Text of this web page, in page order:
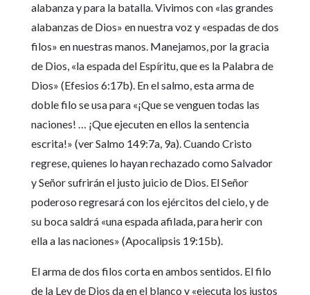
alabanza y para la batalla. Vivimos con «las grandes
alabanzas de Dios» en nuestra voz y «espadas de dos
filos» en nuestras manos. Manejamos, por la gracia
de Dios, «la espada del Espíritu, que es la Palabra de
Dios» (Efesios 6:17b). En el salmo, esta arma de
doble filo se usa para «¡Que se venguen todas las
naciones! … ¡Que ejecuten en ellos la sentencia
escrita!» (ver Salmo 149:7a, 9a). Cuando Cristo
regrese, quienes lo hayan rechazado como Salvador
y Señor sufrirán el justo juicio de Dios. El Señor
poderoso regresará con los ejércitos del cielo, y de
su boca saldrá «una espada afilada, para herir con
ella a las naciones» (Apocalipsis 19:15b).
El arma de dos filos corta en ambos sentidos. El filo
de la Ley de Dios da en el blanco y «ejecuta los justos